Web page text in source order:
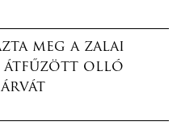
meg a zalai
átfűzött olló
árvát